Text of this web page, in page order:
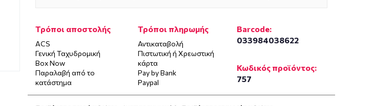
Τρόποι αποστολής
ACS
Γενική Ταχυδρομική
Box Now
Παραλαβή από το
κατάστημα
Τρόποι πληρωμής
Αντικαταβολή
Πιστωτική ή Χρεωστική
κάρτα
Pay by Bank
Paypal
Barcode:
033984038622
Κωδικός προϊόντος:
757